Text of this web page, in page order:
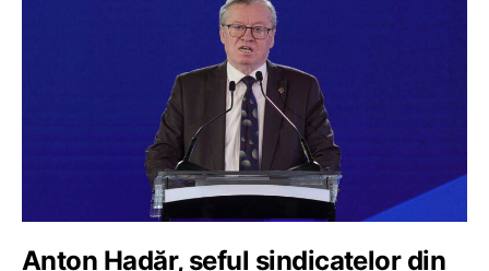
Anton Hadăr, șeful sindicatelor din